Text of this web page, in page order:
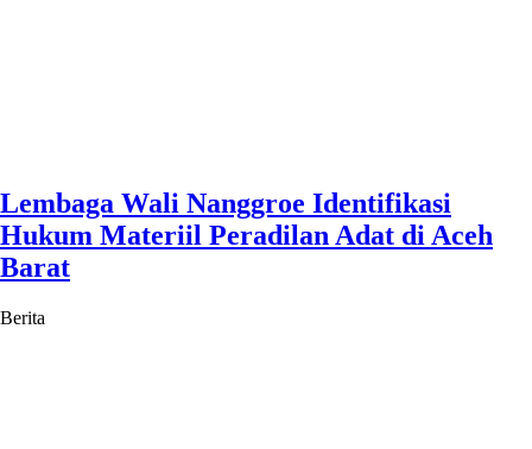
Lembaga Wali Nanggroe Identifikasi
Hukum Materiil Peradilan Adat di Aceh
Barat
Berita